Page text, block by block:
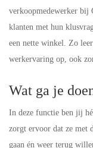
verkoopmedewerker bij
klanten met hun
een nette winkel. Zo
werkervaring op, ook
Wat ga je
In deze functie ben jij
zorgt ervoor dat ze met
gaan én weer terug